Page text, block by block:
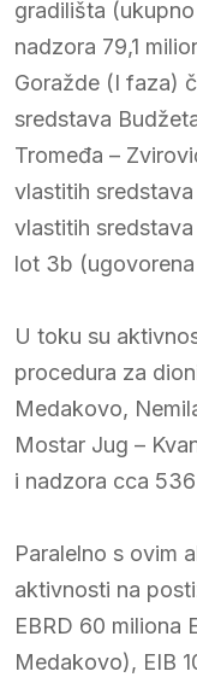
gradilišta
nadzora 79,1
Goražde (I faza)
sredstava
Tromeđa –
vlastitih
vlastitih
lot 3b
U toku su
procedura za
Medakovo,
Mostar Jug –
i nadzora cca
Paralelno s ovim
aktivnosti na
EBRD 60 miliona
Medakovo), EIB